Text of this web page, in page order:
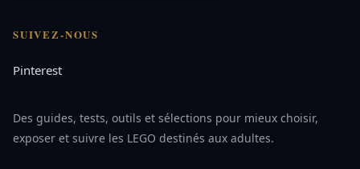
SUIVEZ-NOUS
Pinterest
Des guides, tests, outils et sélections pour mieux choisir,
exposer et suivre les LEGO destinés aux adultes.